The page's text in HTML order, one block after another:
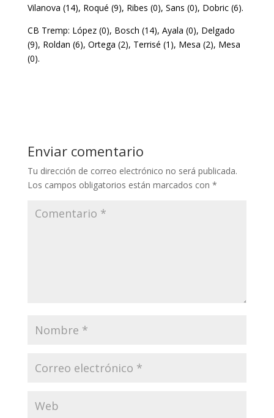
Vilanova (14), Roqué (9), Ribes (0), Sans (0), Dobric (6).
CB Tremp: López (0), Bosch (14), Ayala (0), Delgado
(9), Roldan (6), Ortega (2), Terrisé (1), Mesa (2), Mesa
(0).
Enviar comentario
Tu dirección de correo electrónico no será publicada.
Los campos obligatorios están marcados con *